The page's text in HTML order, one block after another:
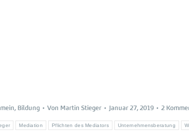
, Bildung Von Martin Stieger Januar 27, 2019 2
Mediation Pflichten des Mediators Unternehmensberatung